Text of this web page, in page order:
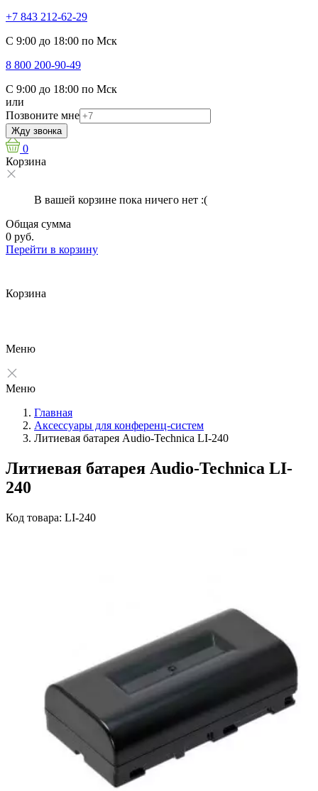
+7 843 212-62-29
С 9:00 до 18:00 по Мск
8 800 200-90-49
С 9:00 до 18:00 по Мск
или
Позвоните мне
Жду звонка
0
Корзина
В вашей корзине пока ничего нет :(
Общая сумма
0 руб.
Перейти в корзину
Корзина
Меню
Меню
Главная
Аксессуары для конференц-систем
Литиевая батарея Audio-Technica LI-240
Литиевая батарея Audio-Technica LI-
240
Код товара: LI-240